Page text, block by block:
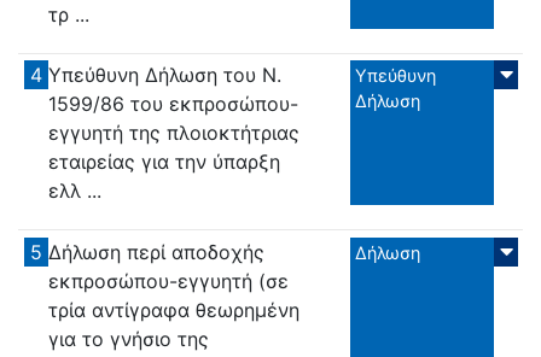
τρ ...
4 Υπεύθυνη Δήλωση του Ν.
1599/86 του εκπροσώπου-
εγγυητή της πλοιοκτήτριας
εταιρείας για την ύπαρξη
ελλ ...
Υπεύθυνη
Δήλωση
5 Δήλωση περί αποδοχής
εκπροσώπου-εγγυητή (σε
τρία αντίγραφα θεωρημένη
για το γνήσιο της
Δήλωση